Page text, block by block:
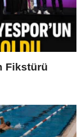
Fikstürü